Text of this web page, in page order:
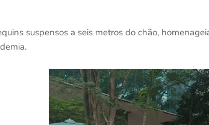
suspensos a seis metros do chão,